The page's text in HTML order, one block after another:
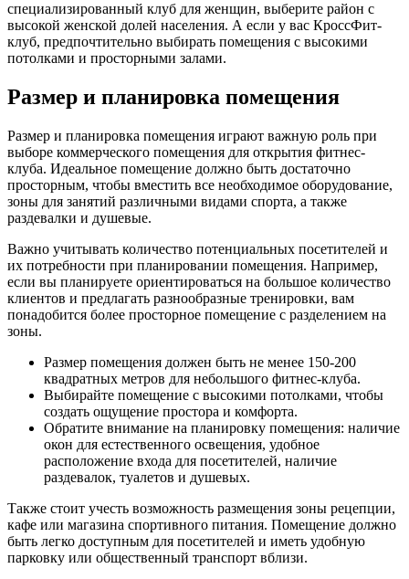
специализированный клуб для женщин, выберите район с
высокой женской долей населения. А если у вас КроссФит-
клуб, предпочтительно выбирать помещения с высокими
потолками и просторными залами.
Размер и планировка помещения
Размер и планировка помещения играют важную роль при
выборе коммерческого помещения для открытия фитнес-
клуба. Идеальное помещение должно быть достаточно
просторным, чтобы вместить все необходимое оборудование,
зоны для занятий различными видами спорта, а также
раздевалки и душевые.
Важно учитывать количество потенциальных посетителей и
их потребности при планировании помещения. Например,
если вы планируете ориентироваться на большое количество
клиентов и предлагать разнообразные тренировки, вам
понадобится более просторное помещение с разделением на
зоны.
Размер помещения должен быть не менее 150-200
квадратных метров для небольшого фитнес-клуба.
Выбирайте помещение с высокими потолками, чтобы
создать ощущение простора и комфорта.
Обратите внимание на планировку помещения: наличие
окон для естественного освещения, удобное
расположение входа для посетителей, наличие
раздевалок, туалетов и душевых.
Также стоит учесть возможность размещения зоны рецепции,
кафе или магазина спортивного питания. Помещение должно
быть легко доступным для посетителей и иметь удобную
парковку или общественный транспорт вблизи.